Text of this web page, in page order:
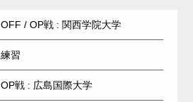
OFF / OP戦 : 関西学院大学
練習
OP戦 : 広島国際大学